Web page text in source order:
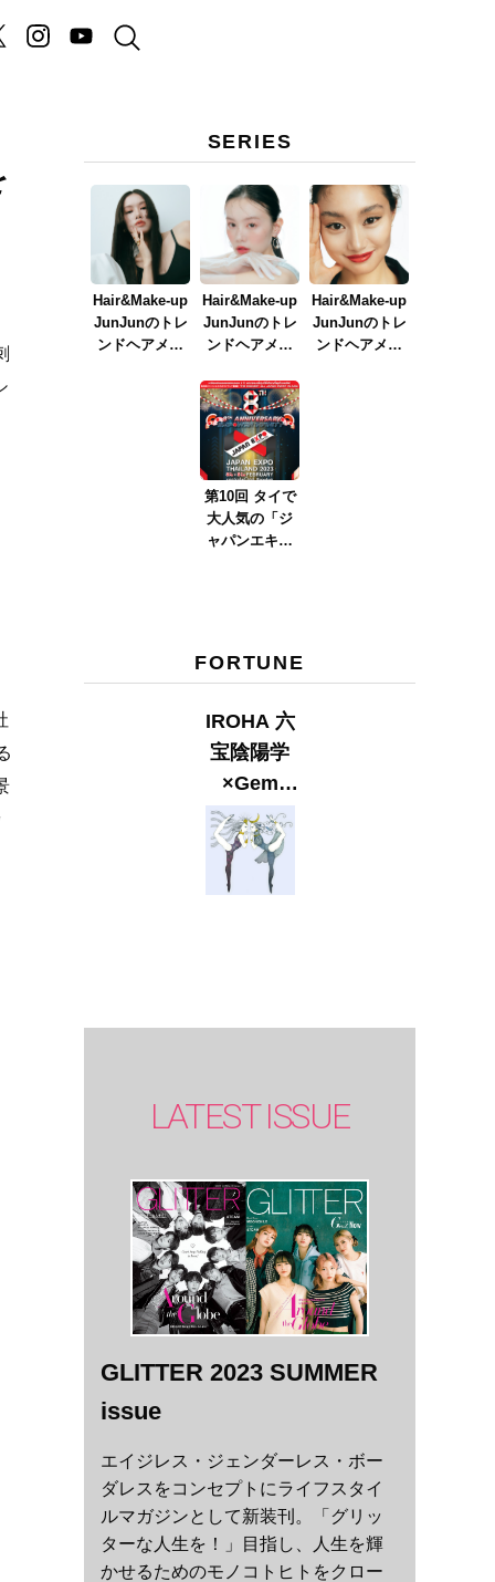
SERIES
Hair&Make-up
JunJunのトレ
ンドヘアメイ
Hair&Make-up
JunJunのトレ
ンドヘアメイ
イク
ver.2023』
Hair&Make-up
JunJunのトレ
ンドヘアメイ
第10回 タイで
大人気の「ジ
ャパンエキス
FORTUNE
IROHA 六
宝陰陽学
×Gem
Muse
【GLITTER
2023
LATEST ISSUE
GLITTER 2023 SUMMER
issue
エイジレス・ジェンダーレス・ボー
ダレスをコンセプトにライフスタイ
ルマガジンとして新装刊。「グリッ
ターな人生を！」目指し、人生を輝
かせるためのモノコトヒトをクロー